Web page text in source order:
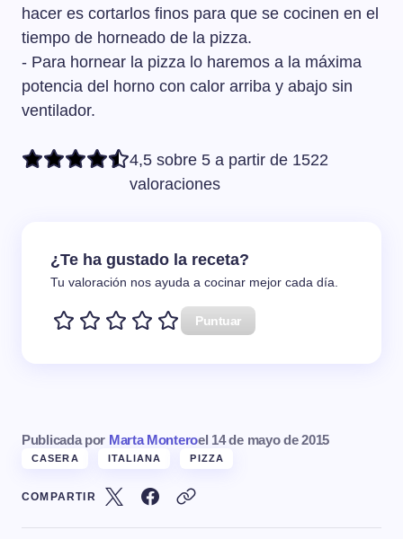
hacer es cortarlos finos para que se cocinen en el
tiempo de horneado de la pizza.
- Para hornear la pizza lo haremos a la máxima
potencia del horno con calor arriba y abajo sin
ventilador.
4,5 sobre 5 a partir de 1522
valoraciones
¿Te ha gustado la receta?
Tu valoración nos ayuda a cocinar mejor cada día.
Puntuar
Publicada por Marta Monteroel 14 de mayo de 2015
CASERA ITALIANA PIZZA
COMPARTIR